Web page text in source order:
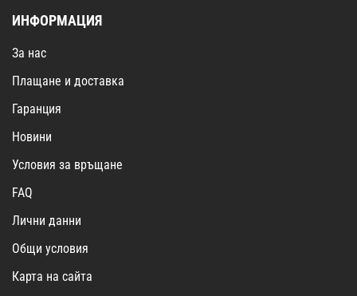
ИНФОРМАЦИЯ
За нас
Плащане и доставка
Гаранция
Новини
Условия за връщане
FAQ
Лични данни
Общи условия
Карта на сайта